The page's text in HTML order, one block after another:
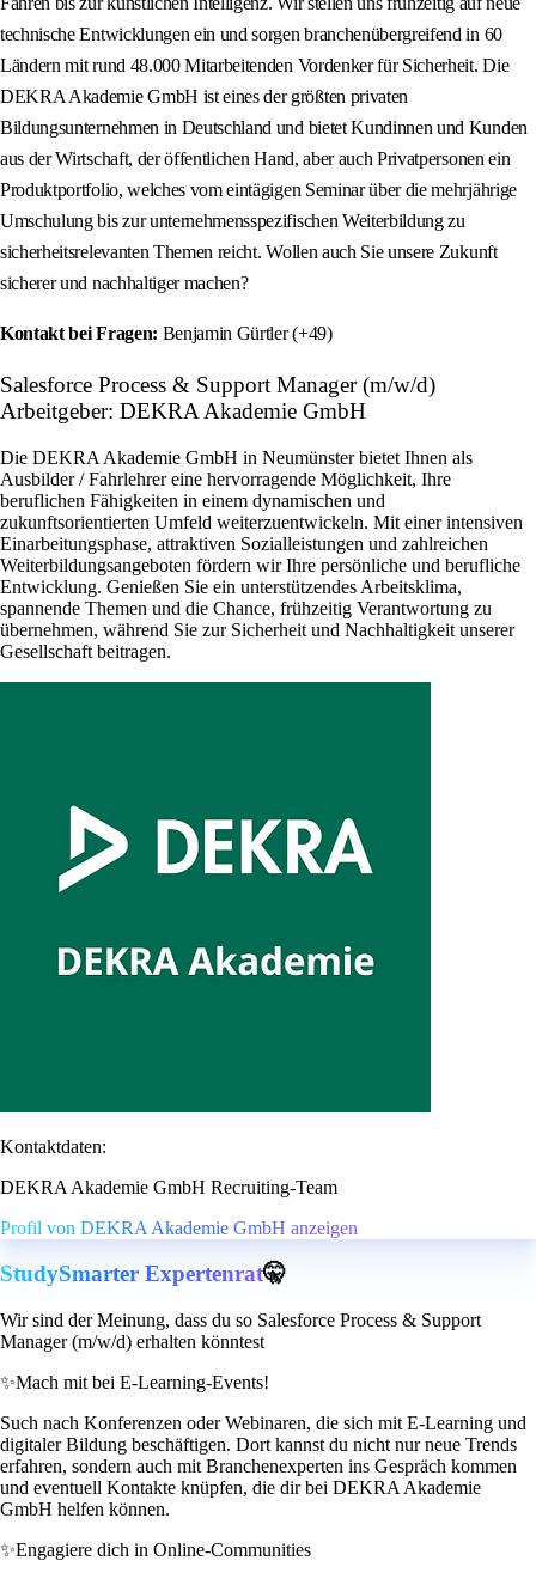
technische Entwicklungen ein und sorgen branchenübergreifend in 60
Ländern mit rund 48.000 Mitarbeitenden Vordenker für Sicherheit. Die
DEKRA Akademie GmbH ist eines der größten privaten
Bildungsunternehmen in Deutschland und bietet Kundinnen und Kunden
aus der Wirtschaft, der öffentlichen Hand, aber auch Privatpersonen ein
Produktportfolio, welches vom eintägigen Seminar über die mehrjährige
Umschulung bis zur unternehmensspezifischen Weiterbildung zu
sicherheitsrelevanten Themen reicht. Wollen auch Sie unsere Zukunft
sicherer und nachhaltiger machen?
Kontakt bei Fragen: Benjamin Gürtler (+49)
Salesforce Process & Support Manager (m/w/d)
Arbeitgeber: DEKRA Akademie GmbH
Die DEKRA Akademie GmbH in Neumünster bietet Ihnen als
Ausbilder / Fahrlehrer eine hervorragende Möglichkeit, Ihre
beruflichen Fähigkeiten in einem dynamischen und
zukunftsorientierten Umfeld weiterzuentwickeln. Mit einer intensiven
Einarbeitungsphase, attraktiven Sozialleistungen und zahlreichen
Weiterbildungsangeboten fördern wir Ihre persönliche und berufliche
Entwicklung. Genießen Sie ein unterstützendes Arbeitsklima,
spannende Themen und die Chance, frühzeitig Verantwortung zu
übernehmen, während Sie zur Sicherheit und Nachhaltigkeit unserer
Gesellschaft beitragen.
Kontaktdaten:
DEKRA Akademie GmbH Recruiting-Team
Profil von DEKRA Akademie GmbH anzeigen
StudySmarter Expertenrat🤫
Wir sind der Meinung, dass du so Salesforce Process & Support
Manager (m/w/d) erhalten könntest
✨Mach mit bei E-Learning-Events!
Such nach Konferenzen oder Webinaren, die sich mit E-Learning und
digitaler Bildung beschäftigen. Dort kannst du nicht nur neue Trends
erfahren, sondern auch mit Branchenexperten ins Gespräch kommen
und eventuell Kontakte knüpfen, die dir bei DEKRA Akademie
GmbH helfen können.
✨Engagiere dich in Online-Communities